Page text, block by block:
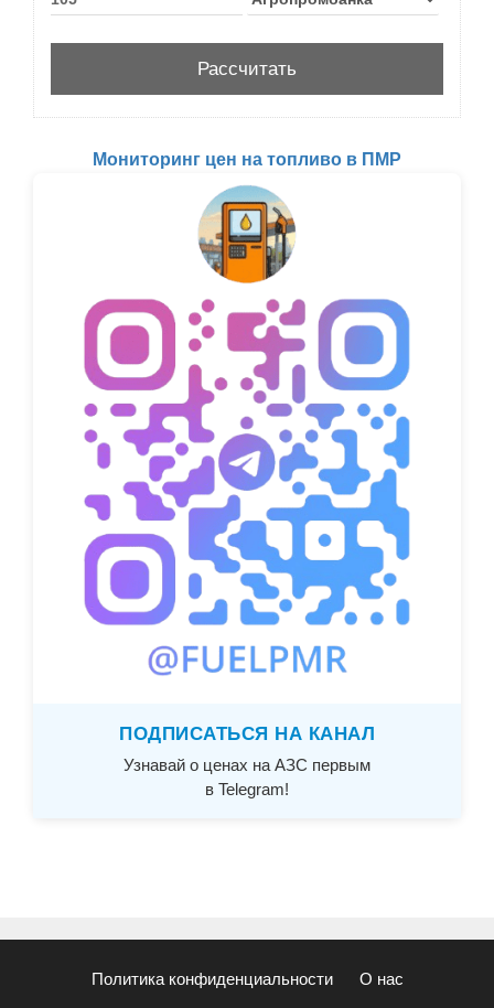
Мониторинг цен на топливо в ПМР
ПОДПИСАТЬСЯ НА КАНАЛ
Узнавай о ценах на АЗС первым
в Telegram!
Политика конфиденциальности О нас